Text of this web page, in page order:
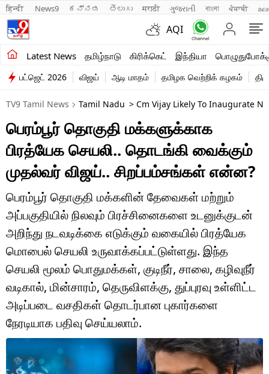
हिन्दी News9 ಕನ್ನಡ తెలుగు मराठी ગુજરાતી বাংলা ਪੰਜਾਬੀ
AQI
Latest News தமிழ்நாடு கிரிக்கெட் இந்தியா
சமீபத்திய செய்திகள்
தமிழ்நாடு
இந்தியா
உலகம்
விளையாட்டு
பொழுதுபோக்கு
லைஃப்ஸ்டைல்
வணிகம்
டெக்னாலஜி
ஆன்மீகம்
வைரல்
ஹெஃல்த்
பட்ஜெட் 2026 விஜய் ஆடி மாதம் தமிழக வெற்றிக் கழகம்
TV9 Tamil News Tamil Nadu > Cm Vijay Likely To Inaugurate
பெரம்பூர் தொகுதி மக்களுக்காக
பிரத்யேக செயலி.. தொடங்கி வைக்கும்
முதல்வர் விஜய்.. சிறப்பம்சங்கள் என்ன?
பெரம்பூர் தொகுதி மக்களின் தேவைகள் மற்றும்
அப்பகுதியில் நிலவும் பிரச்சினைகளை உடனுக்குடன்
அறிந்து நடவடிக்கை எடுக்கும் வகையில் பிரத்யேக
மொபைல் செயலி உருவாக்கப்பட்டுள்ளது. இந்த
செயலி மூலம் பொதுமக்கள், குடிநீர், சாலை, கழிவுநீர்
வடிகால், மின்சாரம், தெருவிளக்கு, துப்புரவு உள்ளிட்ட
அடிப்படை வசதிகள் தொடர்பான புகார்களை
நேரடியாக பதிவு செய்யலாம்.